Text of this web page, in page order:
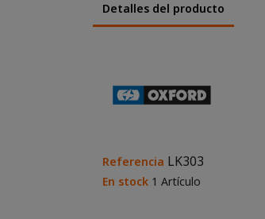
Detalles del producto
Referencia LK303
En stock 1 Artículo